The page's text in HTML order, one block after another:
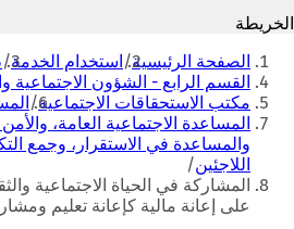
م
ة
ت
ب
و
ب
ج
الخريطة
أنت
هنا
الصفحة الرئيسية استخدام الخدمة
القسم الرابع - الشؤون
مكتب الاستحقاقات الاجتماعية
المساعدة الاجتماعية العامة،
والمساعدة في الاستقرار، وجمع
اللاجئين
المشاركة في الحياة الاجتماعية
على إعانة مالية كإعانة تعليم